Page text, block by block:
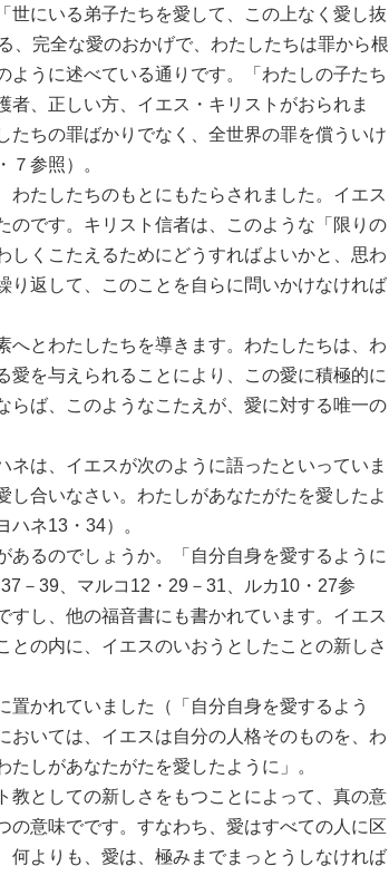
にいる弟子たちを愛して、この上なく愛し抜
、完全な愛のおかげで、わたしたちは罪から根
うに述べている通りです。「わたしの子たち
者、正しい方、イエス・キリストがおられま
ちの罪ばかりでなく、全世界の罪を償ういけ
参照）。
たしたちのもとにもたらされました。イエス
のです。キリスト信者は、このような「限りの
しくこたえるためにどうすればよいかと、思わ
り返して、このことを自らに問いかけなければ
とわたしたちを導きます。わたしたちは、わ
を与えられることにより、この愛に積極的に
らば、このようなこたえが、愛に対する唯一の
は、イエスが次のように語ったといっていま
合いなさい。わたしがあなたがたを愛したよ
ハネ13・34）。
るのでしょうか。「自分自身を愛するように
－39、マルコ12・29－31、ルカ10・27参
し、他の福音書にも書かれています。イエス
の内に、イエスのいおうとしたことの新しさ
かれていました（「自分自身を愛するよう
おいては、イエスは自分の人格そのものを、わ
しがあなたがたを愛したように」。
としての新しさをもつことによって、真の意
の意味でです。すなわち、愛はすべての人に区
何よりも、愛は、極みまでまっとうしなければ